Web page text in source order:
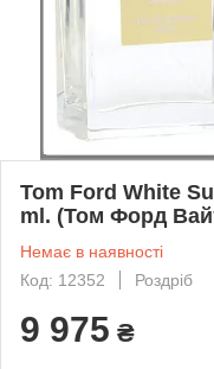
Tom Ford White
ml. (Том Форд
Немає в наявності
Код: 12352
Роздріб
9 975 ₴